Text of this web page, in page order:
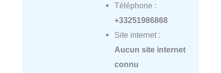
Téléphone :
+33251986868
Site internet :
Aucun site internet
connu